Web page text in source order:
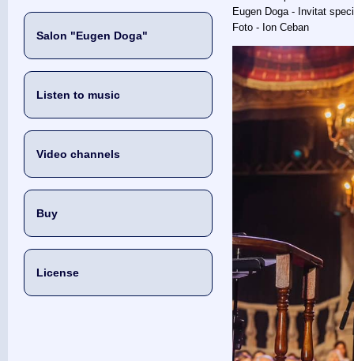
Salon "Eugen Doga"
Listen to music
Video channels
Buy
License
Eugen Doga - Invitat
Foto - Ion Ceban